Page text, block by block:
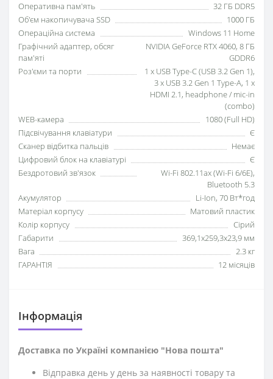
Оперативна пам'ять
32 ГБ DDR5
Об'єм накопичувача SSD
1000 ГБ
Операційна система
Windows 11 Home
Графічний адаптер, обсяг
пам'яті
NVIDIA GeForce RTX 4060, 8 ГБ
GDDR6
Роз'єми та порти
1 x USB Type-C (USB 3.2 Gen 1),
3 x USB 3.2 Gen 1 Type-A, 1 x
HDMI 2.1, headphone / mic-in
(combo)
WEB-камера
1080 (Full HD)
Підсвічування клавіатури
Є
Сканер відбитка пальців
Немає
Цифровий блок на клавіатурі
Є
Бездротовий зв'язок
Wi-Fi 802.11ax (Wi-Fi 6/6E),
Bluetooth 5.3
Акумулятор
Li-Ion, 70 Вт*год
Матеріал корпусу
Матовий пластик
Колір корпусу
Сірий
Габарити
369,1x259,3x23,9 мм
Вага
2.3 кг
ГАРАНТІЯ
12 місяців
Iнформація
Доставка по Україні компанією "Нова пошта"
Відправка день у день за наявності товару та